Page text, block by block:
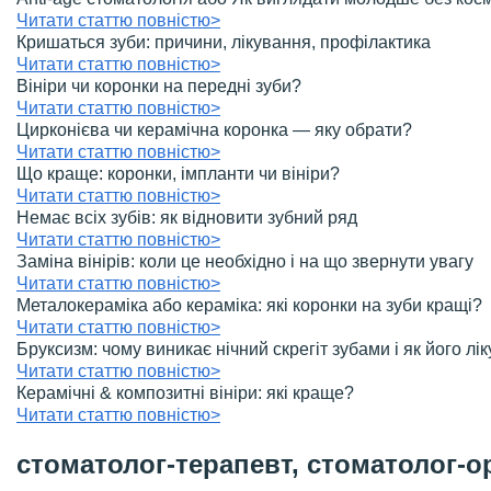
Читати статтю повністю>
Кришаться зуби: причини, лікування, профілактика
Читати статтю повністю>
Вініри чи коронки на передні зуби?
Читати статтю повністю>
Цирконієва чи керамічна коронка — яку обрати?
Читати статтю повністю>
Що краще: коронки, імпланти чи вініри?
Читати статтю повністю>
Немає всіх зубів: як відновити зубний ряд
Читати статтю повністю>
Заміна вінірів: коли це необхідно і на що звернути увагу
Читати статтю повністю>
Металокераміка або кераміка: які коронки на зуби кращі?
Читати статтю повністю>
Бруксизм: чому виникає нічний скрегіт зубами і як його
Читати статтю повністю>
Керамічні & композитні вініри: які краще?
Читати статтю повністю>
стоматолог-терапевт, стоматолог-